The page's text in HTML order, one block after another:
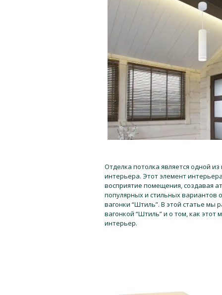
Отделка потолка является одной
интерьера. Этот элемент
восприятие помещения, создавая
популярных и стильных вариантов
вагонки “Штиль”. В этой статье мы
вагонкой “Штиль” и о том, как
интерьер.